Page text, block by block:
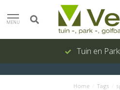
MENU
Tuin en
Home Tags